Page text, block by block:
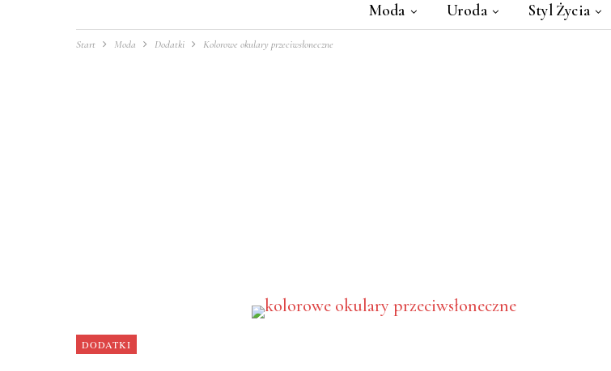
Moda Uroda Styl Życia
Start Moda Dodatki Kolorowe okulary przeciwsłoneczne
DODATKI